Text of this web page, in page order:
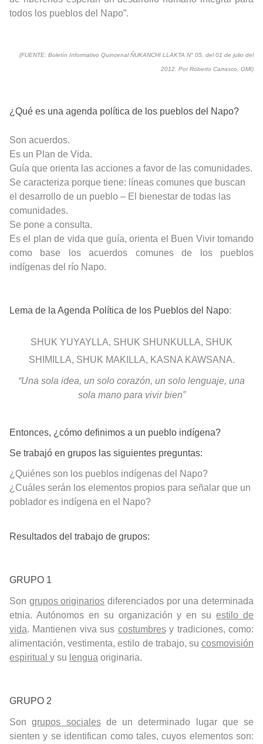
todos los pueblos del Napo”.
(FUENTE: Boletín Informativo Quincenal ÑUKANCHI LLAKTA N° 05, del 01 de julio del
2012. Por Roberto Carrasco, OMI)
¿Qué es una agenda política de los pueblos del Napo?
Son acuerdos.
Es un Plan de Vida.
Guía que orienta las acciones a favor de las comunidades.
Se caracteriza porque tiene: líneas comunes que buscan
el desarrollo de un pueblo – El bienestar de todas las
comunidades.
Se pone a consulta.
Es el plan de vida que guía, orienta el Buen Vivir tomando
como base los acuerdos comunes de los pueblos
indígenas del río Napo.
Lema de la Agenda Política de los Pueblos del Napo:
SHUK YUYAYLLA, SHUK SHUNKULLA, SHUK
SHIMILLA, SHUK MAKILLA, KASNA KAWSANA.
“Una sola idea, un solo corazón, un solo lenguaje, una
sola mano para vivir bien”
Entonces, ¿cómo definimos a un pueblo indígena?
Se trabajó en grupos las siguientes preguntas:
¿Quiénes son los pueblos indígenas del Napo?
¿Cuáles serán los elementos propios para señalar que un
poblador es indígena en el Napo?
Resultados del trabajo de grupos:
GRUPO 1
Son grupos originarios diferenciados por una determinada
etnia. Autónomos en su organización y en suestilo de
vida. Mantienen viva sus costumbresy tradiciones, como:
alimentación, vestimenta, estilo de trabajo, su cosmovisión
espiritual y su lengua originaria.
GRUPO 2
Songrupos socialesde un determinado lugar que se
sienten y se identifican como tales, cuyos elementos son: